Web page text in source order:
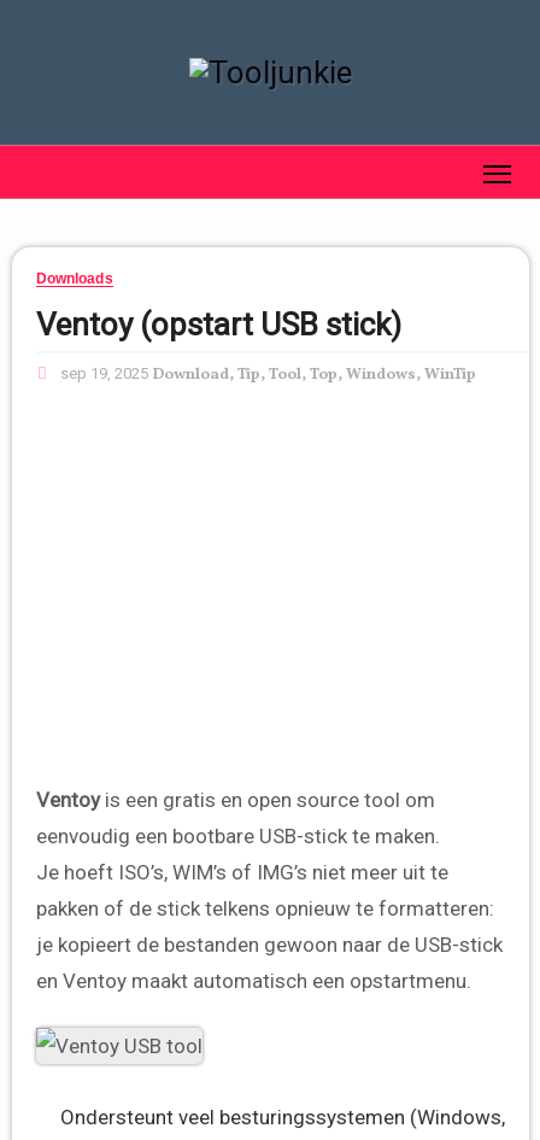
Downloads
Ventoy (opstart USB stick)
sep 19, 2025 Download,Tip,Tool,Top,Windows,WinTip
Ventoyis een gratis en open source tool om
eenvoudig een bootbare USB-stick te maken.
Je hoeft ISO’s, WIM’s of IMG’s niet meer uit te
pakken of de stick telkens opnieuw te formatteren:
je kopieert de bestanden gewoon naar de USB-stick
en Ventoy maakt automatisch een opstartmenu.
Ondersteunt veel besturingssystemen (Windows,